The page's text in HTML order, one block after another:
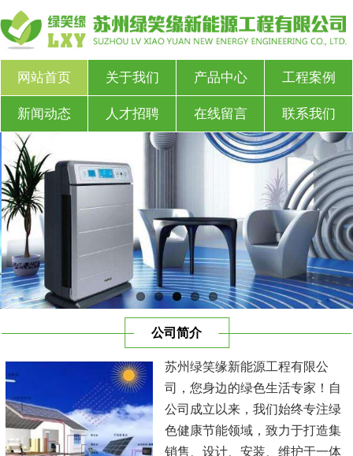
网站首页 关于我们 产品中心 工程案例
新闻动态 人才招聘 在线留言 联系我们
公司简介
苏州绿笑缘新能源工程有限公
司，您身边的绿色生活专家！自
公司成立以来，我们始终专注绿
色健康节能领域，致力于打造集
销售、设计、安装、维护于一体